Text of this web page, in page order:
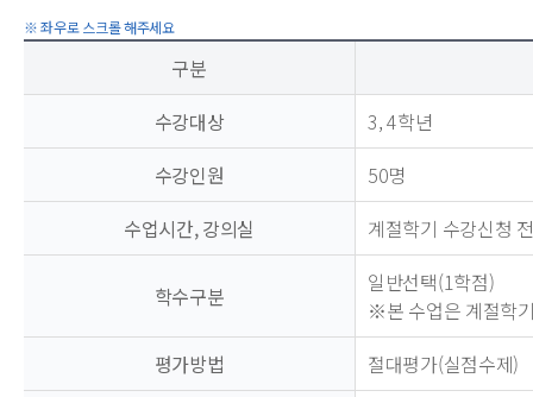
구분
수강대상
3, 4학년
수강인원
50명
수업시간, 강의실
계절학기 수강신청
학수구분
일반선택(1학점)
※본 수업은 계절학
평가방법
절대평가(실점수제)